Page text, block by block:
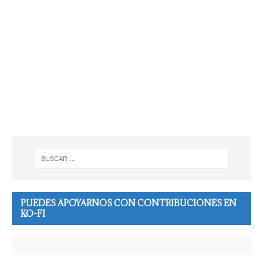
PUEDES APOYARNOS CON CONTRIBUCIONES EN
KO-FI